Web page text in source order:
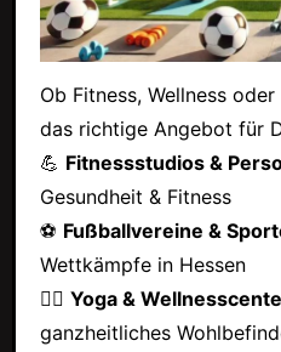
Ob Fitness, Wellness
das richtige Angebot für
💪 Fitnessstudios &
Gesundheit & Fitness
⚽ Fußballvereine &
Wettkämpfe in Hessen
🧘‍♂️ Yoga &
ganzheitliches